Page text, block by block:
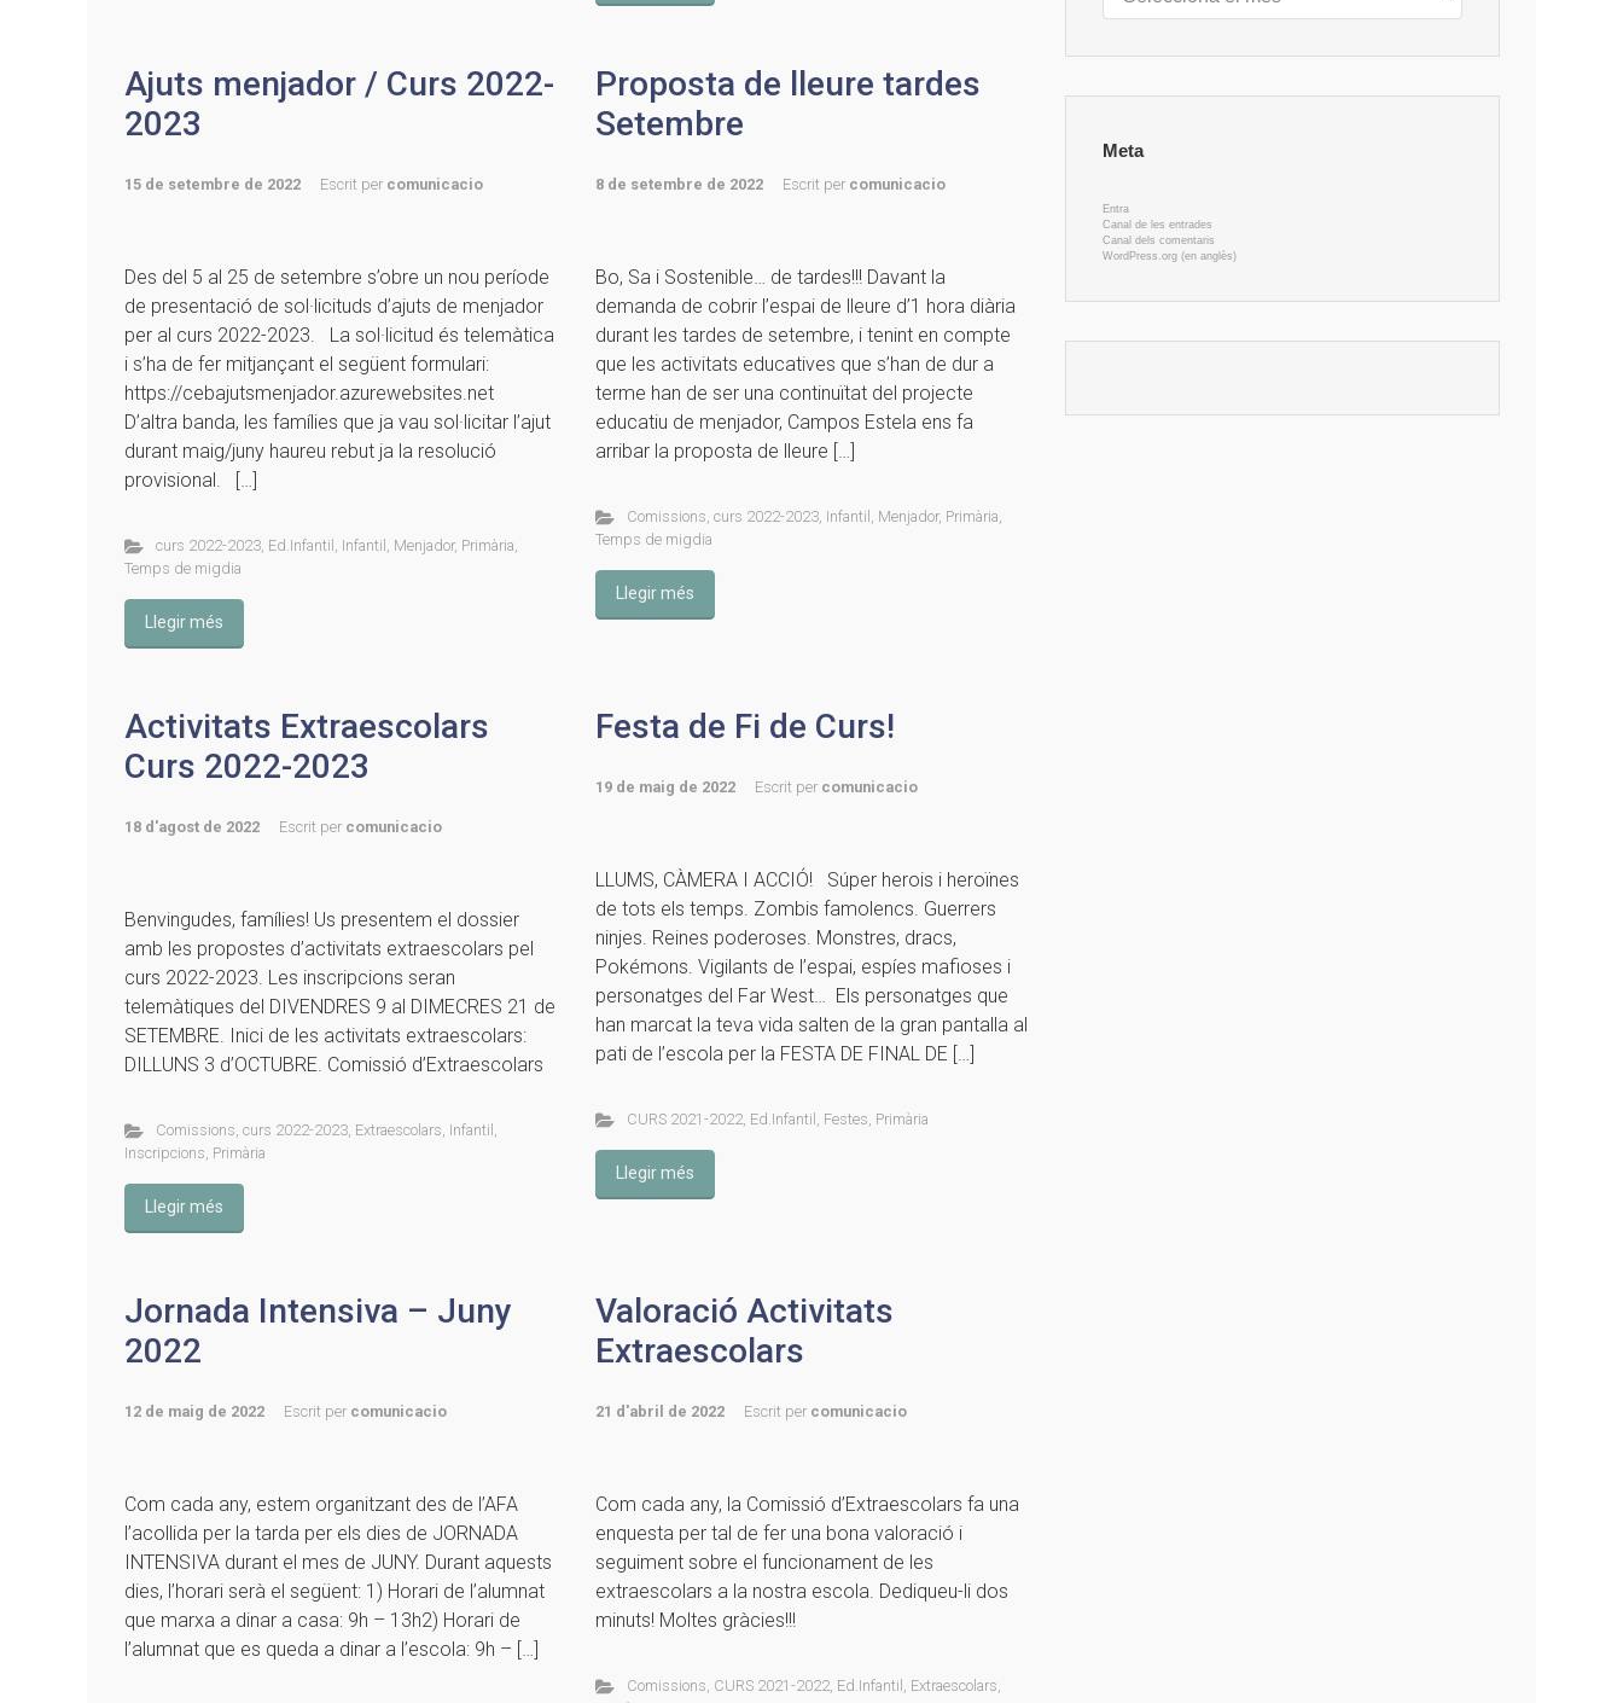
Ajuts menjador / Curs 2022-
2023
15 de setembre de 2022 Escrit per comunicacio
Des del 5 al 25 de setembre s’obre un nou període
de presentació de sol·licituds d’ajuts de menjador
per al curs 2022-2023. La sol·licitud és telemàtica
i s’ha de fer mitjançant el següent formulari:
https://cebajutsmenjador.azurewebsites.net
D’altra banda, les famílies que ja vau sol·licitar l’ajut
durant maig/juny haureu rebut ja la resolució
provisional. […]
curs 2022-2023, Ed.Infantil Infantil Menjador, Primària
Temps de migdia
Llegir més
Proposta de lleure tardes
Setembre
8 de setembre de 2022 Escrit per comunicacio
Bo, Sa i Sostenible… de tardes!!! Davant la
demanda de cobrir l’espai de lleure d’1 hora diària
durant les tardes de setembre, i tenint en compte
que les activitats educatives que s’han de dur a
terme han de ser una continuïtat del projecte
educatiu de menjador, Campos Estela ens fa
arribar la proposta de lleure […]
Comissions curs 2022-2023, Infantil Menjador, Primària
Temps de migdia
Llegir més
Activitats Extraescolars
Curs 2022-2023
18 d'agost de 2022 Escrit per comunicacio
Benvingudes, famílies! Us presentem el dossier
amb les propostes d’activitats extraescolars pel
curs 2022-2023. Les inscripcions seran
telemàtiques del DIVENDRES 9 al DIMECRES 21 de
SETEMBRE. Inici de les activitats extraescolars:
DILLUNS 3 d’OCTUBRE. Comissió d’Extraescolars
Comissions curs 2022-2023, Extraescolars Infantil
Inscripcions Primària
Llegir més
Festa de Fi de Curs!
19 de maig de 2022 Escrit per comunicacio
LLUMS, CÀMERA I ACCIÓ! Súper herois i heroïnes
de tots els temps. Zombis famolencs. Guerrers
ninjes. Reines poderoses. Monstres, dracs,
Pokémons. Vigilants de l’espai, espíes mafioses i
personatges del Far West… Els personatges que
han marcat la teva vida salten de la gran pantalla al
pati de l’escola per la FESTA DE FINAL DE […]
CURS 2021-2022, Ed.Infantil Festes Primària
Llegir més
Jornada Intensiva – Juny
2022
12 de maig de 2022 Escrit per comunicacio
Com cada any, estem organitzant des de l’AFA
l’acollida per la tarda per els dies de JORNADA
INTENSIVA durant el mes de JUNY. Durant aquests
dies, l’horari serà el següent: 1) Horari de l’alumnat
que marxa a dinar a casa: 9h – 13h2) Horari de
l’alumnat que es queda a dinar a l’escola: 9h – […]
Valoració Activitats
Extraescolars
21 d'abril de 2022 Escrit per comunicacio
Com cada any, la Comissió d’Extraescolars fa una
enquesta per tal de fer una bona valoració i
seguiment sobre el funcionament de les
extraescolars a la nostra escola. Dediqueu-li dos
minuts! Moltes gràcies!!!
Comissions CURS 2021-2022, Ed.Infantil Extraescolars
Meta
Entra
Canal de les entrades
Canal dels comentaris
WordPress.org (en anglès)